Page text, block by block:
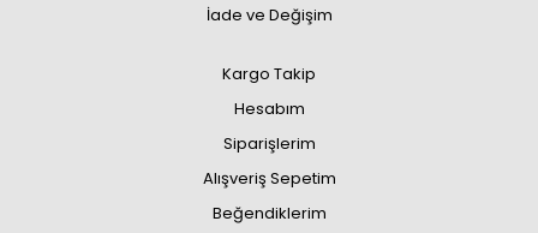
İade ve Değişim
Kargo Takip
Hesabım
Siparişlerim
Alışveriş Sepetim
Beğendiklerim